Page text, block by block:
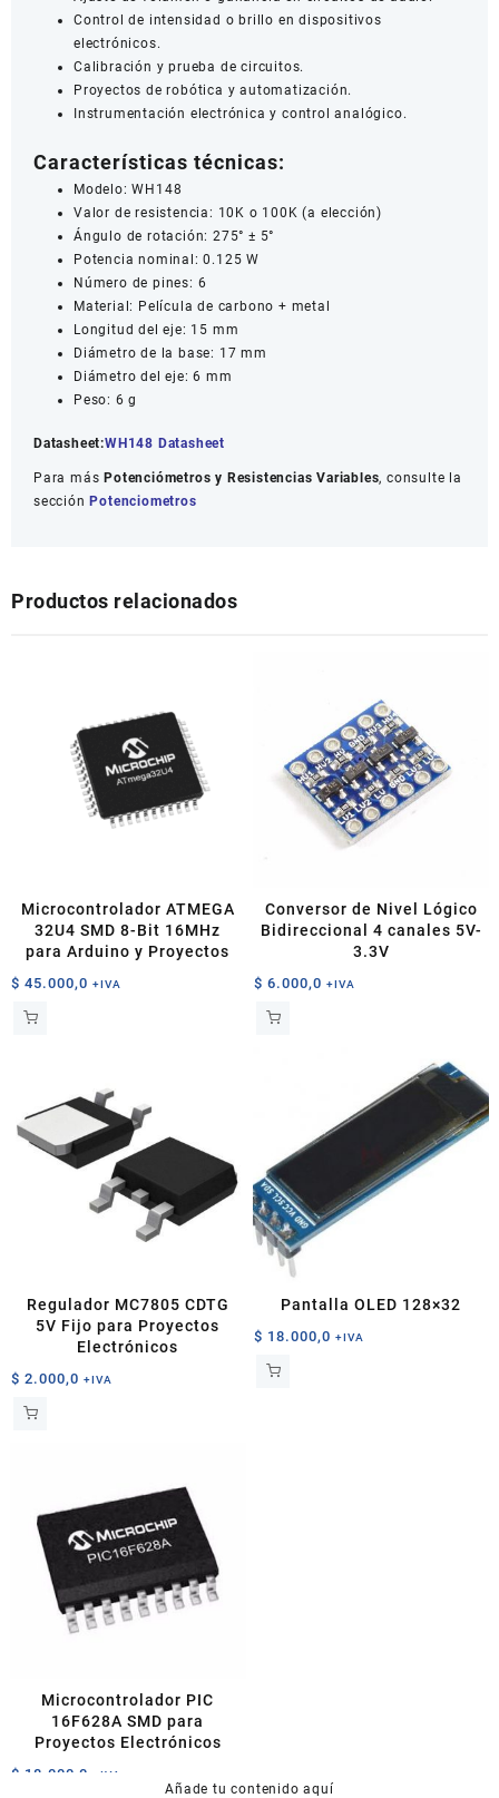
Control de intensidad o brillo en dispositivos
electrónicos.
Calibración y prueba de circuitos.
Proyectos de robótica y automatización.
Instrumentación electrónica y control analógico.
Características técnicas:
Modelo: WH148
Valor de resistencia: 10K o 100K (a elección)
Ángulo de rotación: 275° ± 5°
Potencia nominal: 0.125 W
Número de pines: 6
Material: Película de carbono + metal
Longitud del eje: 15 mm
Diámetro de la base: 17 mm
Diámetro del eje: 6 mm
Peso: 6 g
Datasheet:WH148 Datasheet
Para más Potenciómetros y Resistencias Variables, consulte la
sección Potenciometros
Productos relacionados
Microcontrolador ATMEGA
32U4 SMD 8-Bit 16MHz
para Arduino y Proyectos
$ 45.000,0 +IVA
Conversor de Nivel Lógico
Bidireccional 4 canales 5V-
3.3V
$ 6.000,0 +IVA
Regulador MC7805 CDTG
5V Fijo para Proyectos
Electrónicos
$ 2.000,0 +IVA
Pantalla OLED 128×32
$ 18.000,0 +IVA
Microcontrolador PIC
16F628A SMD para
Proyectos Electrónicos
$ 18.000,0 +IVA
Añade tu contenido aquí